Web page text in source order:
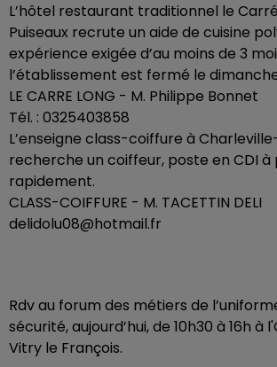
L’hôtel restaurant traditionnel le
Puiseaux recrute un aide de cuisine
expérience exigée d’au moins de 3
l’établissement est fermé le
LE CARRE LONG - M. Philippe Bonnet
Tél. : 0325403858
L’enseigne class-coiffure à
recherche un coiffeur, poste en CDI à
rapidement.
CLASS-COIFFURE - M. TACETTIN DELI
delidolu08@hotmail.fr
Rdv au forum des métiers de
sécurité, aujourd’hui, de 10h30 à 16h à
Vitry le François.